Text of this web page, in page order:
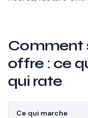
Comment
offre : ce
qui rate
Ce qui marche